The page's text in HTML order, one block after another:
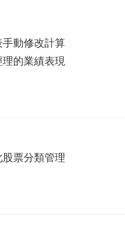
動修改計算
的業績表現
票分類管理